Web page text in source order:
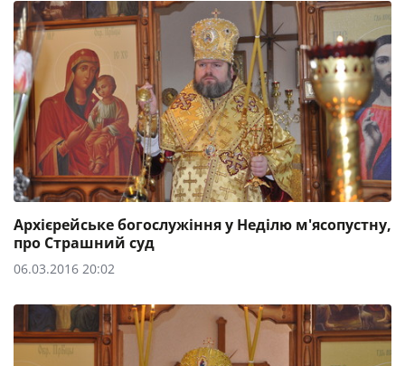
Архієрейське богослужіння у Неділю м'ясопустну,
про Страшний суд
06.03.2016 20:02